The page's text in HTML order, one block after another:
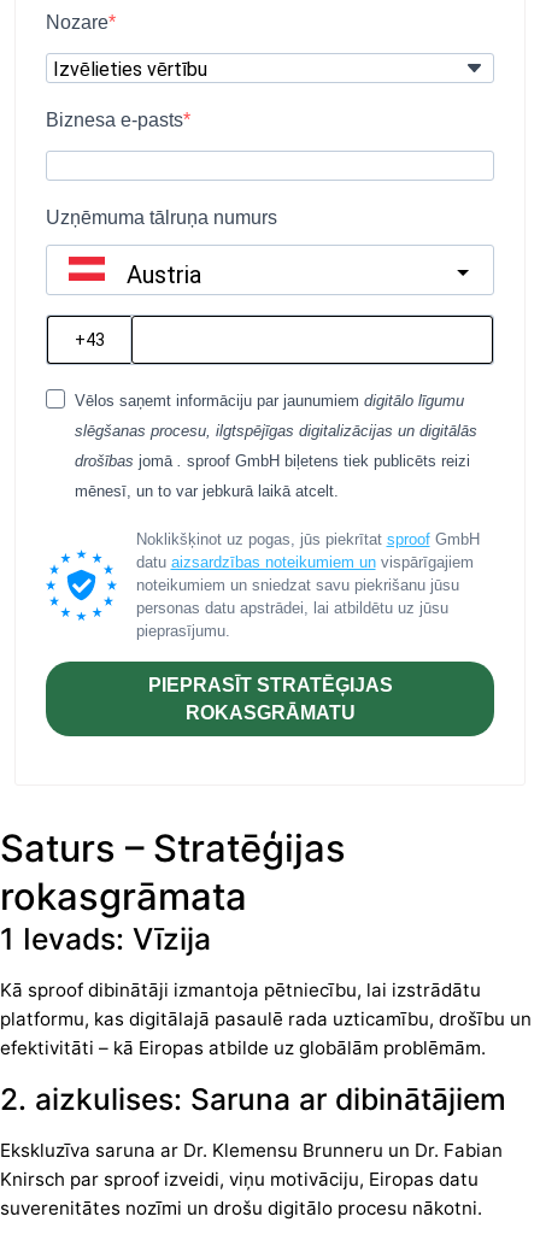
Nozare
Biznesa e-pasts
Uzņēmuma tālruņa numurs
Austria
Vēlos saņemt informāciju par jaunumiem digitālo līgumu
slēgšanas procesu, ilgtspējīgas digitalizācijas un digitālās
drošības jomā . sproof GmbH biļetens tiek publicēts reizi
mēnesī, un to var jebkurā laikā atcelt.
Noklikšķinot uz pogas, jūs piekrītat sproofGmbH
datu aizsardzības noteikumiem unvispārīgajiem
noteikumiem un sniedzat savu piekrišanu jūsu
personas datu apstrādei, lai atbildētu uz jūsu
pieprasījumu.
PIEPRASĪT STRATĒĢIJAS
ROKASGRĀMATU
Saturs – Stratēģijas
rokasgrāmata
1 Ievads: Vīzija
Kā sproof dibinātāji izmantoja pētniecību, lai izstrādātu
platformu, kas digitālajā pasaulē rada uzticamību, drošību un
efektivitāti – kā Eiropas atbilde uz globālām problēmām.
2. aizkulises: Saruna ar dibinātājiem
Ekskluzīva saruna ar Dr. Klemensu Brunneru un Dr. Fabian
Knirsch par sproof izveidi, viņu motivāciju, Eiropas datu
suverenitātes nozīmi un drošu digitālo procesu nākotni.